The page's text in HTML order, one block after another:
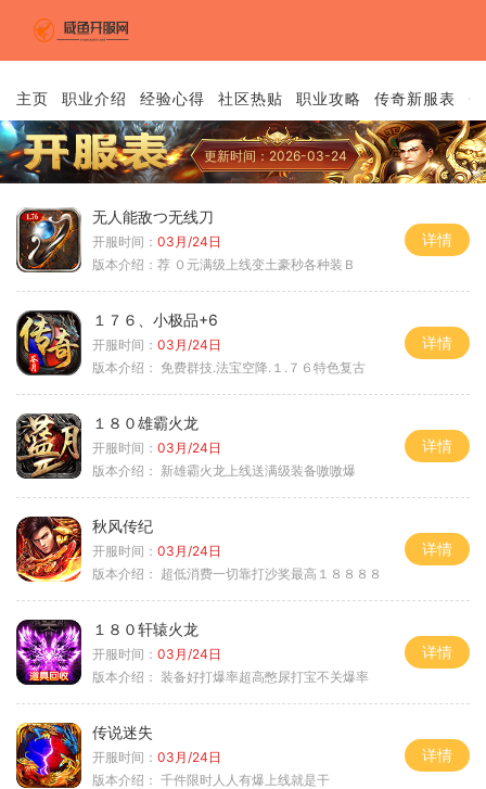
主页 职业介绍 经验心得 社区热贴 职业攻略 传奇新服表
更新时间：2026-03-24
无人能敌つ无线刀
开服时间： 03月/24日
版本介绍： 荐 ０元满级上线变土豪秒各种装Ｂ
详情
１７６、小极品+6
开服时间： 03月/24日
版本介绍： 免费群技.法宝空降.１.７６特色复古
详情
１８０雄霸火龙
开服时间： 03月/24日
版本介绍： 新雄霸火龙上线送满级装备嗷嗷爆
详情
秋风传纪
开服时间： 03月/24日
版本介绍： 超低消费一切靠打沙奖最高１８８８８
详情
１８０轩辕火龙
开服时间： 03月/24日
版本介绍： 装备好打爆率超高憋尿打宝不关爆率
详情
传说迷失
开服时间： 03月/24日
版本介绍： 千件限时人人有爆上线就是干
详情